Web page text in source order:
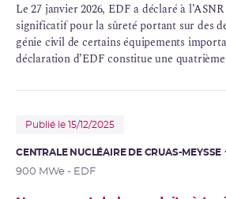
Le 27 janvier 2026, EDF a déclaré à
significatif pour la sûreté portant sur des
génie civil de certains équipements
déclaration d’EDF constitue une
Publié le 15/12/2025
CENTRALE NUCLÉAIRE DE CRUAS-MEYSSE
900 MWe - EDF